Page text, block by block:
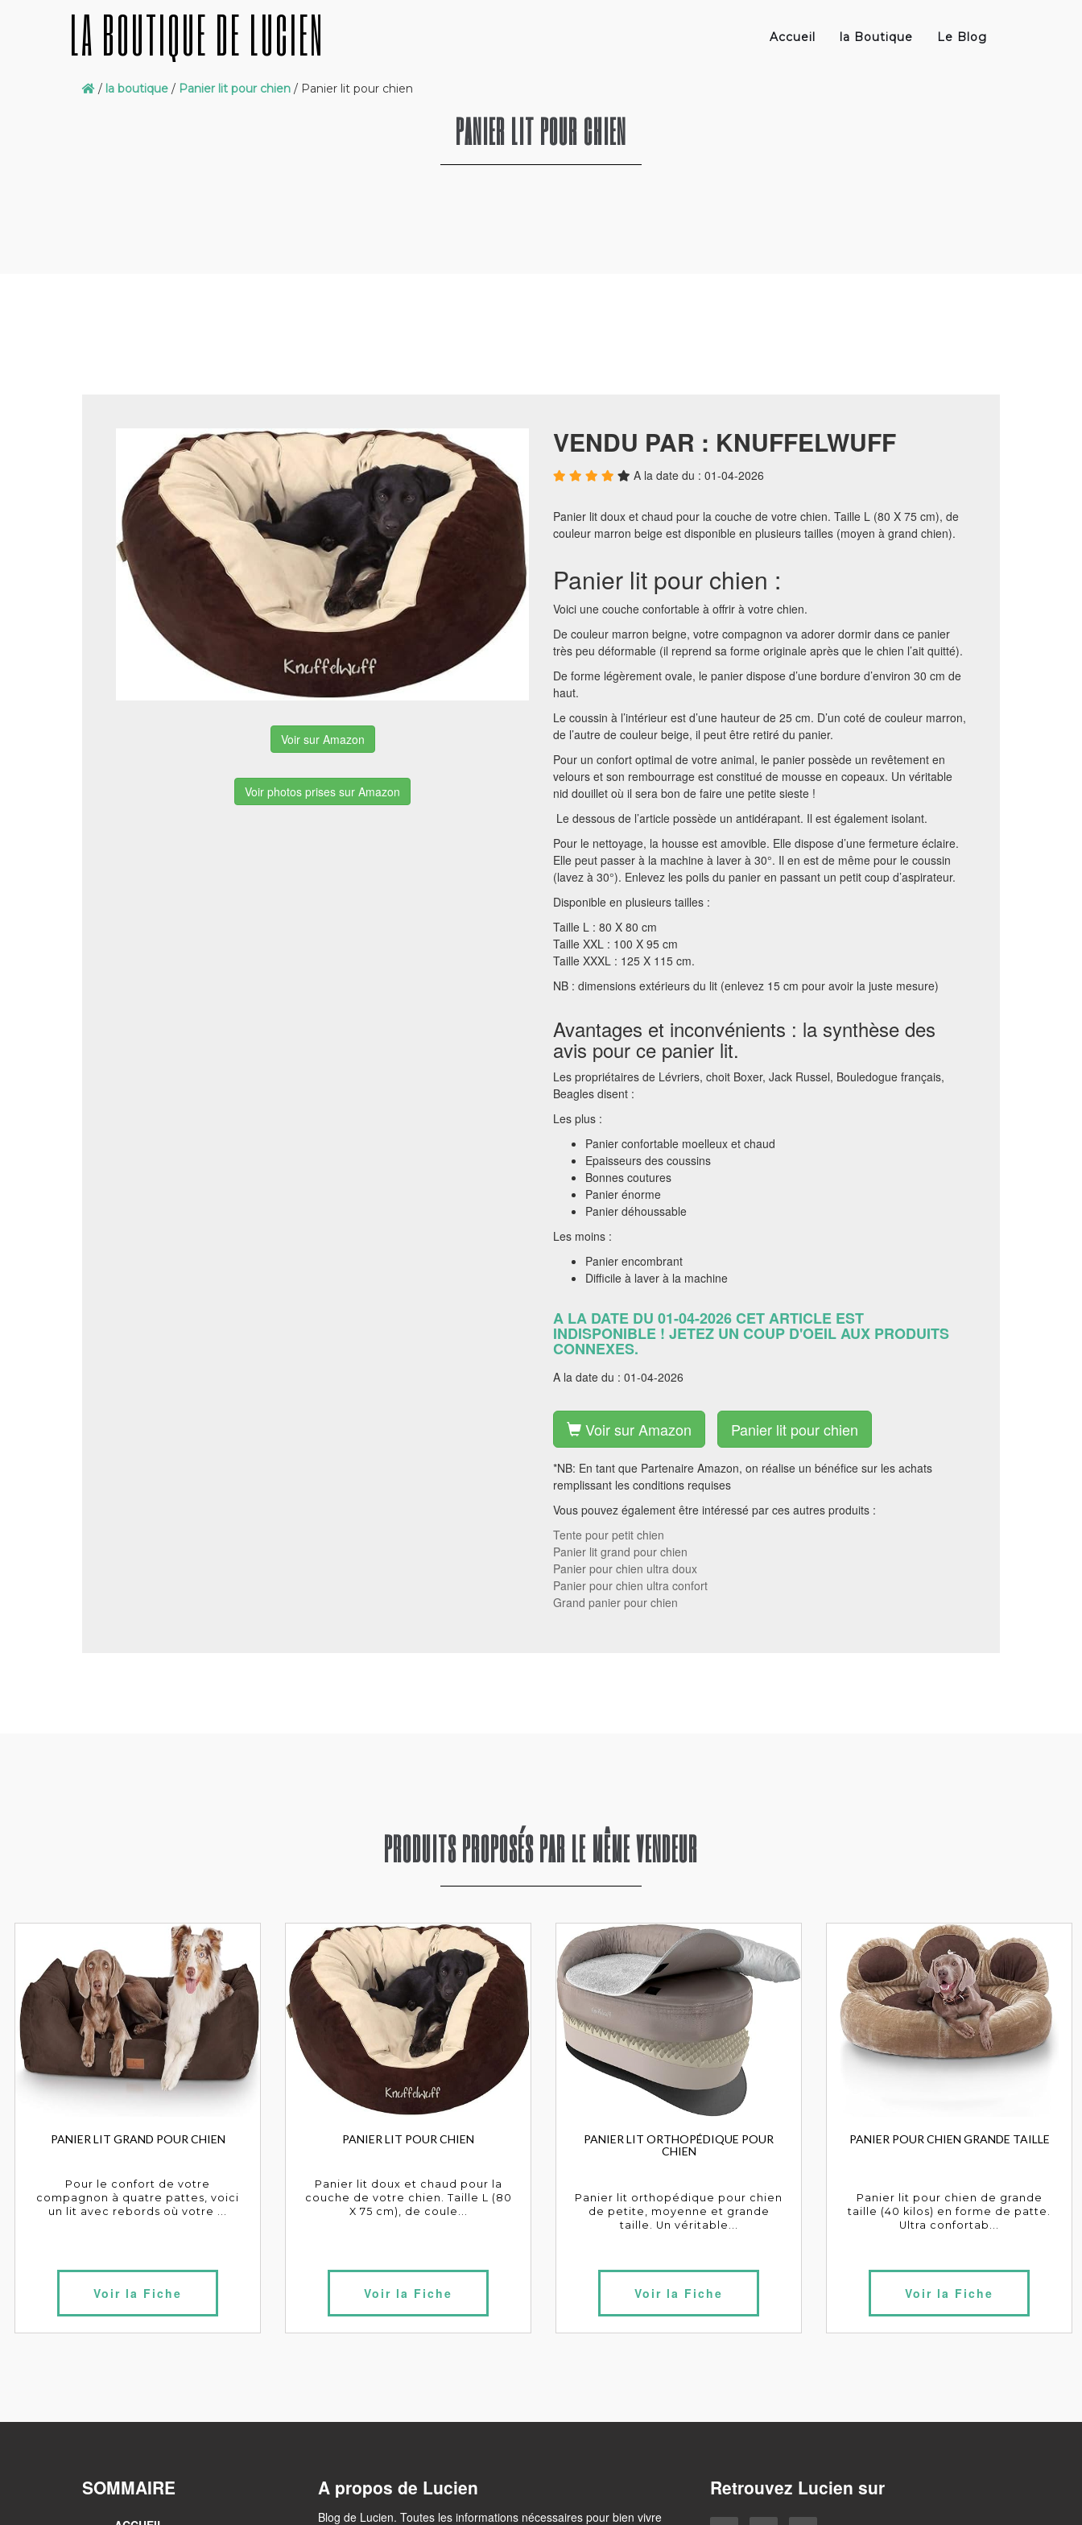
LA BOUTIQUE DE LUCIEN Accueil la Boutique Le Blog
/ la boutique / Panier lit pour chien / Panier lit pour chien
PANIER LIT POUR CHIEN
Voir sur Amazon
Voir photos prises sur Amazon
VENDU PAR : KNUFFELWUFF
A la date du : 01-04-2026
Panier lit doux et chaud pour la couche de votre chien. Taille L (80 X 75 cm), de
couleur marron beige est disponible en plusieurs tailles (moyen à grand chien).
Panier lit pour chien :
Voici une couche confortable à offrir à votre chien.
De couleur marron beigne, votre compagnon va adorer dormir dans ce panier
très peu déformable (il reprend sa forme originale après que le chien l’ait quitté).
De forme légèrement ovale, le panier dispose d’une bordure d’environ 30 cm de
haut.
Le coussin à l’intérieur est d’une hauteur de 25 cm. D’un coté de couleur marron,
de l’autre de couleur beige, il peut être retiré du panier.
Pour un confort optimal de votre animal, le panier possède un revêtement en
velours et son rembourrage est constitué de mousse en copeaux. Un véritable
nid douillet où il sera bon de faire une petite sieste !
Le dessous de l’article possède un antidérapant. Il est également isolant.
Pour le nettoyage, la housse est amovible. Elle dispose d’une fermeture éclaire.
Elle peut passer à la machine à laver à 30°. Il en est de même pour le coussin
(lavez à 30°). Enlevez les poils du panier en passant un petit coup d’aspirateur.
Disponible en plusieurs tailles :
Taille L : 80 X 80 cm
Taille XXL : 100 X 95 cm
Taille XXXL : 125 X 115 cm.
NB : dimensions extérieurs du lit (enlevez 15 cm pour avoir la juste mesure)
Avantages et inconvénients : la synthèse des
avis pour ce panier lit.
Les propriétaires de Lévriers, choit Boxer, Jack Russel, Bouledogue français,
Beagles disent :
Les plus :
Panier confortable moelleux et chaud
Epaisseurs des coussins
Bonnes coutures
Panier énorme
Panier déhoussable
Les moins :
Panier encombrant
Difficile à laver à la machine
A LA DATE DU 01-04-2026 CET ARTICLE EST
INDISPONIBLE ! JETEZ UN COUP D'OEIL AUX PRODUITS
CONNEXES.
A la date du : 01-04-2026
Voir sur Amazon Panier lit pour chien
*NB: En tant que Partenaire Amazon, on réalise un bénéfice sur les achats
remplissant les conditions requises
Vous pouvez également être intéressé par ces autres produits :
Tente pour petit chien
Panier lit grand pour chien
Panier pour chien ultra doux
Panier pour chien ultra confort
Grand panier pour chien
PRODUITS PROPOSÉS PAR LE MÊME VENDEUR
PANIER LIT GRAND POUR CHIEN
Pour le confort de votre
compagnon à quatre pattes, voici
un lit avec rebords où votre ...
Voir la Fiche
PANIER LIT POUR CHIEN
Panier lit doux et chaud pour la
couche de votre chien. Taille L (80
X 75 cm), de coule...
Voir la Fiche
PANIER LIT ORTHOPÉDIQUE POUR
CHIEN
Panier lit orthopédique pour chien
de petite, moyenne et grande
taille. Un véritable...
Voir la Fiche
PANIER POUR CHIEN GRANDE TAILLE
Panier lit pour chien de grande
taille (40 kilos) en forme de patte.
Ultra confortab...
Voir la Fiche
SOMMAIRE A propos de Lucien
Blog de Lucien. Toutes les informations nécessaires pour bien vivre
Retrouvez Lucien sur